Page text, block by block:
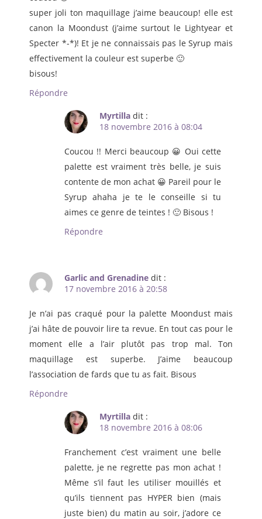
super joli ton maquillage j’aime beaucoup! elle est
canon la Moondust (j’aime surtout le Lightyear et
Specter *-*)! Et je ne connaissais pas le Syrup mais
effectivement la couleur est superbe 🙂
bisous!
Répondre
Myrtilla dit :
18 novembre 2016 à 08:04
Coucou !! Merci beaucoup 😀 Oui cette
palette est vraiment très belle, je suis
contente de mon achat 😀 Pareil pour le
Syrup ahaha je te le conseille si tu
aimes ce genre de teintes ! 🙂 Bisous !
Répondre
Garlic and Grenadine dit :
17 novembre 2016 à 20:58
Je n’ai pas craqué pour la palette Moondust mais
j’ai hâte de pouvoir lire ta revue. En tout cas pour le
moment elle a l’air plutôt pas trop mal. Ton
maquillage est superbe. J’aime beaucoup
l’association de fards que tu as fait. Bisous
Répondre
Myrtilla dit :
18 novembre 2016 à 08:06
Franchement c’est vraiment une belle
palette, je ne regrette pas mon achat !
Même s’il faut les utiliser mouillés et
qu’ils tiennent pas HYPER bien (mais
juste bien) du matin au soir, j’adore ce